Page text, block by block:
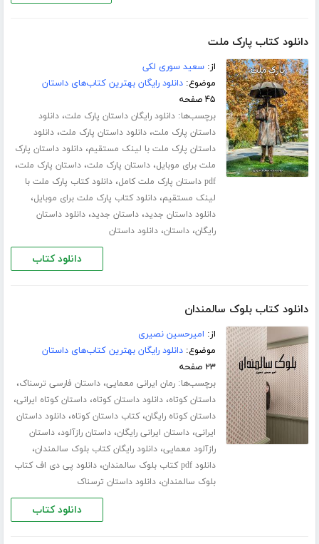
دانلود کتاب پارک ملت
از:سعید سوری لکی
موضوع:دانلود رایگان بهترین کتاب‌های داستان
۴۵ صفحه
برچسب‌ها:دانلود رایگان داستان پارک ملت،دانلود
داستان پارک ملت،دانلود داستان پارک ملت،دانلود
داستان پارک ملت با لینک مستقیم،دانلود داستان پارک
ملت برای موبایل،داستان پارک ملت،داستان پارک ملت،
pdf داستان پارک ملت کامل ،دانلود کتاب پارک ملت با
لینک مستقیم،دانلود کتاب پارک ملت برای موبایل،
دانلود داستان جدید،داستان جدید،دانلود داستان
رایگان،داستان،دانلود داستان
دانلود کتاب
دانلود کتاب بلوک سالمندان
از: امیرحسین نصیری
موضوع:دانلود رایگان بهترین کتاب‌های داستان
۲۳ صفحه
برچسب‌ها:رمان ایرانی معمایی،داستان فارسی ترسناک،
داستان کوتاه،دانلود داستان کوتاه،داستان کوتاه ایرانی،
داستان کوتاه رایگان،کتاب داستان کوتاه،دانلود داستان
ایرانی،داستان ایرانی رایگان،داستان رازآلود،داستان
رازآلود معمایی،دانلود رایگان کتاب بلوک سالمندان،
دانلود pdf کتاب بلوک سالمندان ،دانلود پی دی اف کتاب
بلوک سالمندان،دانلود داستان ترسناک
دانلود کتاب